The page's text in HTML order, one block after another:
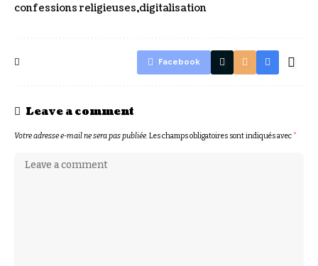
confessions religieuses digitalisation
Facebook
Leave a comment
Votre adresse e-mail ne sera pas publiée. Les champs obligatoires sont indiqués avec*